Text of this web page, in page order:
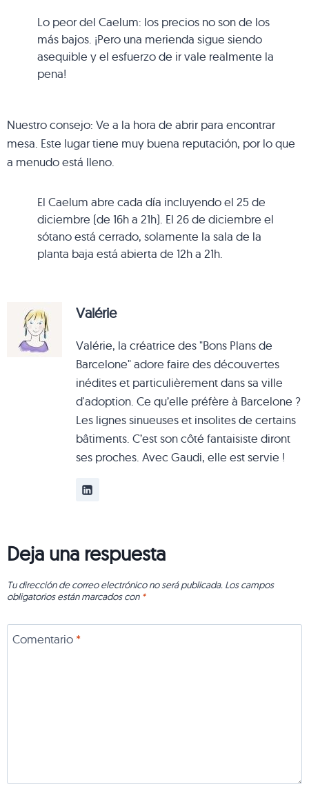
Lo peor del Caelum: los precios no son de los
más bajos. ¡Pero una merienda sigue siendo
asequible y el esfuerzo de ir vale realmente la
pena!
Nuestro consejo: Ve a la hora de abrir para encontrar
mesa. Este lugar tiene muy buena reputación, por lo que
a menudo está lleno.
El Caelum abre cada día incluyendo el 25 de
diciembre (de 16h a 21h). El 26 de diciembre el
sótano está cerrado, solamente la sala de la
planta baja está abierta de 12h a 21h.
Valérie
Valérie, la créatrice des "Bons Plans de
Barcelone" adore faire des découvertes
inédites et particulièrement dans sa ville
d'adoption. Ce qu’elle préfère à Barcelone ?
Les lignes sinueuses et insolites de certains
bâtiments. C’est son côté fantaisiste diront
ses proches. Avec Gaudi, elle est servie !
Deja una respuesta
Tu dirección de correo electrónico no será publicada. Los campos
obligatorios están marcados con *
Comentario *